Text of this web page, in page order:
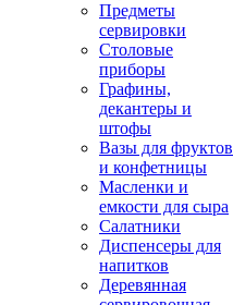
Предметы
сервировки
Столовые
приборы
Графины,
декантеры и
штофы
Вазы для фруктов
и конфетницы
Масленки и
емкости для сыра
Салатники
Диспенсеры для
напитков
Деревянная